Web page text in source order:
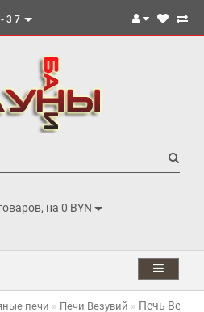
37
на 0 BYN
печи Печи Везувий Печь